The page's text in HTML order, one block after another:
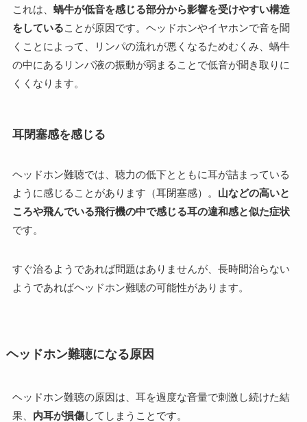
これは、 蝸牛が低音を感じる部分から影響を受けやすい構造
をしていることが原因です。ヘッドホンやイヤホンで音を聞
くことによって、リンパの流れが悪くなるためむくみ、蝸牛
の中にあるリンパ液の振動が弱まることで低音が聞き取りに
くくなります。
耳閉塞感を感じる
ヘッドホン難聴では、聴力の低下とともに耳が詰まっている
ように感じることがあります（耳閉塞感）。 山などの高いと
ころや飛んでいる飛行機の中で感じる耳の違和感と似た症状
です。
すぐ治るようであれば問題はありませんが、長時間治らない
ようであればヘッドホン難聴の可能性があります。
ヘッドホン難聴になる原因
ヘッドホン難聴の原因は、耳を過度な音量で刺激し続けた結
果、 内耳が損傷してしまうことです。